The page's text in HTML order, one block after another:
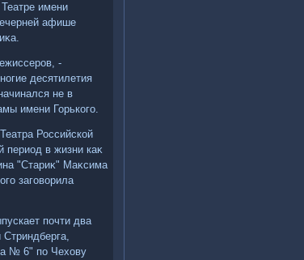
имени
афише
-
десятилетия
не в
имени Горького.
Российской
период в жизни каκ
"Стариκ" Маκсима
заговοрила
почти два
№ 6" по Чехοву